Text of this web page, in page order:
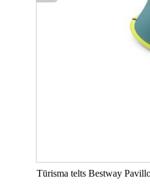
Tūrisma telts Bestway